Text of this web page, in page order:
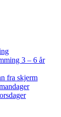
3 – 6 år
fra skjerm